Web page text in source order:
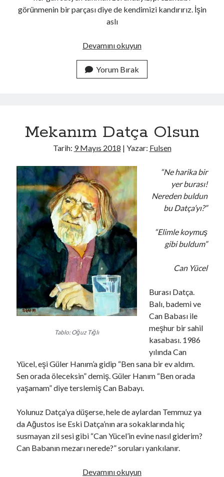
görünmenin bir parçası diye de kendimizi kandırırız. İşin
aslı
Devamını okuyunHer
Günü..
Yorum Bırak
Mekanım Datça Olsun
Tarih: 9 Mayıs 2018 | Yazar: Fulsen
Tablo: Oğuz Tığlı
“Ne harika bir
yer burası!
Nereden buldun
bu Datça’yı?”
“Elimle koymuş
gibi buldum”
Can Yücel
Burası Datça.
Balı, bademi ve
Can Babası ile
meşhur bir sahil
kasabası. 1986
yılında Can
Yücel, eşi Güler Hanım’a gidip “Ben sana bir ev aldım.
Sen orada öleceksin” demiş. Güler Hanım “Ben orada
yaşamam” diye terslemiş Can Babayı.
Yolunuz Datça’ya düşerse, hele de aylardan Temmuz ya
da Ağustos ise Eski Datça’nın ara sokaklarında hiç
susmayan zil sesi gibi “Can Yücel’in evine nasıl giderim?
Can Babanın mezarı nerede?” soruları yankılanır.
Devamını okuyunMekanım